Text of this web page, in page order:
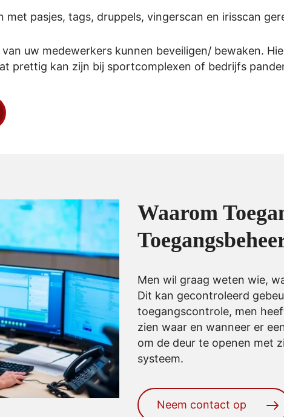
met pasjes, tags, druppels, vingerscan en irisscan
uw medewerkers kunnen beveiligen/ bewaken.
prettig kan zijn bij sportcomplexen of bedrijfs
Waarom
Men wil graag weten wie,
Dit kan gecontroleerd
toegangscontrole, men
zien waar en wanneer er
om de deur te openen met
systeem.
Neem contact op